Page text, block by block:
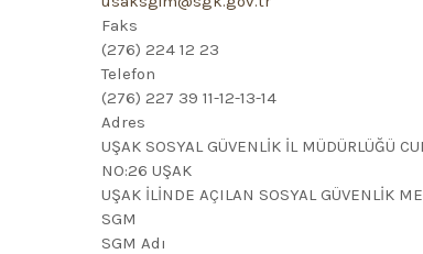
Faks
(276) 224 12 23
Telefon
(276) 227 39 11-12-13-14
Adres
UŞAK SOSYAL GÜVENLİK İL MÜDÜRLÜĞÜ
NO:26 UŞAK
UŞAK İLİNDE AÇILAN SOSYAL GÜVENLİK
SGM
SGM Adı